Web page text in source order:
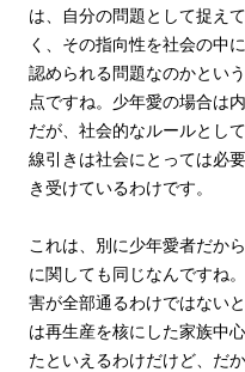
は、自分の問題として捉え
く、その指向性を社会の中
認められる問題なのかとい
点ですね。少年愛の場合は
だが、社会的なルールとし
線引きは社会にとっては必
き受けているわけです。
これは、別に少年愛者だか
に関しても同じなんですね
害が全部通るわけではない
は再生産を核にした家族中
たといえるわけだけど、だ